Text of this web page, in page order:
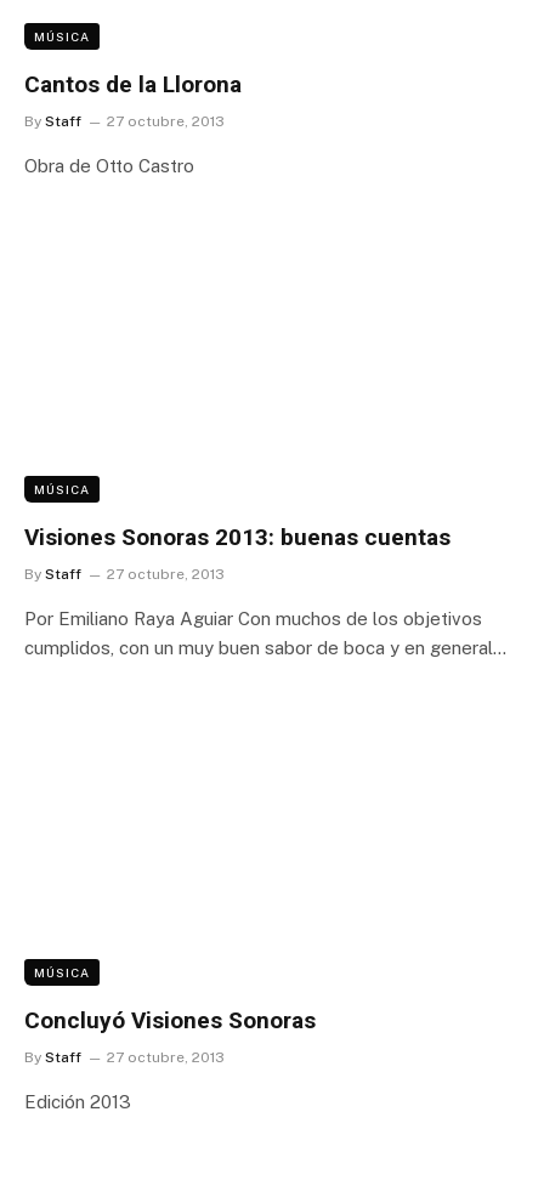
MÚSICA
Cantos de la Llorona
By Staff 27 octubre, 2013
Obra de Otto Castro
MÚSICA
Visiones Sonoras 2013: buenas cuentas
By Staff 27 octubre, 2013
Por Emiliano Raya Aguiar Con muchos de los objetivos
cumplidos, con un muy buen sabor de boca y en general…
MÚSICA
Concluyó Visiones Sonoras
By Staff 27 octubre, 2013
Edición 2013